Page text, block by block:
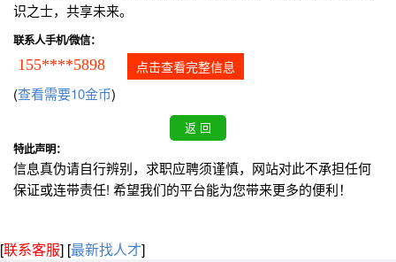
识之士，共享未来。
联系人手机/微信：
155****5898 点击查看完整信息
(查看需要10金币)
特此声明：
信息真伪请自行辨别，求职应聘须谨慎，网站对此不承担任何
保证或连带责任! 希望我们的平台能为您带来更多的便利！
[联系客服] [最新找人才]